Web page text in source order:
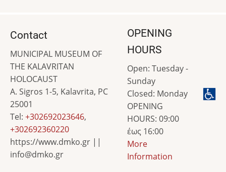
Contact
MUNICIPAL MUSEUM OF
THE KALAVRITAN
HOLOCAUST
A. Sigros 1-5, Kalavrita, PC
25001
Tel: +302692023646,
+302692360220
https://www.dmko.gr ||
info@dmko.gr
OPENING
HOURS
Open: Tuesday -
Sunday
Closed: Monday
OPENING
HOURS: 09:00
έως 16:00
More
Information